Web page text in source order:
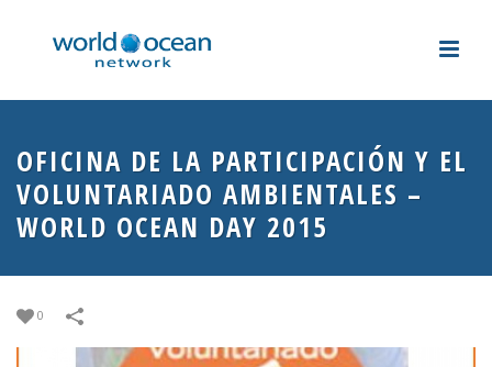
OFICINA DE LA PARTICIPACIÓN Y EL
VOLUNTARIADO AMBIENTALES –
WORLD OCEAN DAY 2015
0